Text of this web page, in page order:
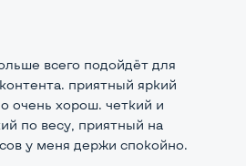
portНет
SDHCДа
всего подойдёт для
приятный яркий
очень хорош. четкий и
по весу, приятный на
у меня держи спокойно.